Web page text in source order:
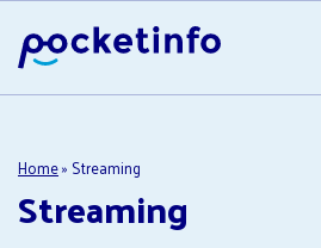
Home» Streaming
Streaming